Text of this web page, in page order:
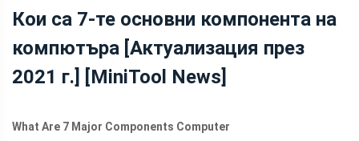
MINITOOL
Кои са 7-те основни компонента на
компютъра [Актуализация през
2021 г.] [MiniTool News]
What Are 7 Major Components Computer